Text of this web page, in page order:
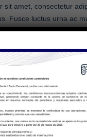
sit amet, consectetur
Fusce luctus urna ac
Sed euismod
Integer vehicula
at nunc lobortis
dolor sit amet,
congue. Donec at
primis in faucibus
Maecenas risus dui.
adipiscing elit.